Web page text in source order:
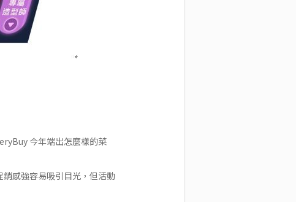
今年端出怎麼樣的菜
感強容易吸引目光，但活動